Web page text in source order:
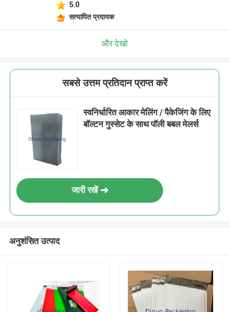
5.0
सत्यापित प्रदायक
और देखो
सबसे उत्तम प्रतिदान प्राप्त करें
स्वनिर्धारित आकार मेलिंग / पैकेजिंग के लिए
बॉल्टन गुस्सेट के साथ पॉली बबल मेलर्स
जारी रखें
अनुशंसित उत्पाद